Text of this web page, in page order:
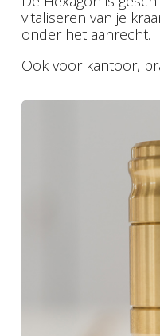
vitaliseren van je
onder het aanrecht.
Ook voor kantoor,